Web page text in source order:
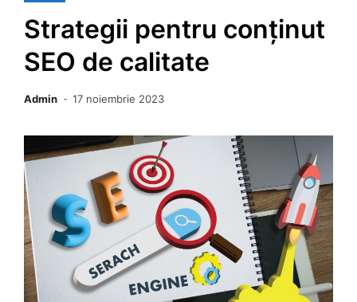
Strategii pentru conținut
SEO de calitate
Admin 17 noiembrie 2023